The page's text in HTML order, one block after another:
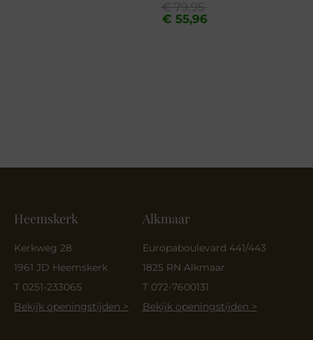
€79,95
Oorspronkelijke
prijs
€ 55,96
Huidige
prijs
Heemskerk
Kerkweg 28
1961 JD Heemskerk
T 0251-233065
Bekijk openingstijden >
Alkmaar
Europaboulevard 441/443
1825 RN Alkmaar
T 072-7600131
Bekijk openingstijden >